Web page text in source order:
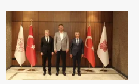
dönemin ön kayıtları
başladı.